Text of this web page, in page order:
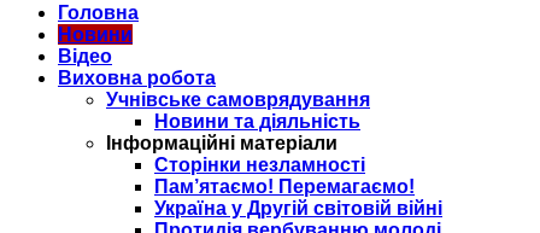
Головна
Новини
Відео
Виховна робота
Учнівське самоврядування
Новини та діяльність
Інформаційні матеріали
Сторінки незламності
Пам’ятаємо! Перемагаємо!
Україна у Другій світовій війні